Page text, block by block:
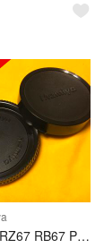
MAMIYA RZ67 RB67 PRO SD レンズリア&ボディキャップセット